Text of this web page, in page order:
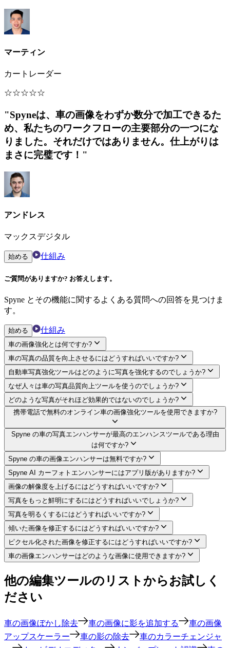
マーティン
カートレーダー
☆☆☆☆☆
"Spyneは、車の画像をわずか数分で加工できるた
め、私たちのワークフローの主要部分の一つにな
りました。それだけではありません。仕上がりは
まさに完璧です！"
アンドレス
マックスデジタル
始める 仕組み
ご質問がありますか? お答えします。
Spyne とその機能に関するよくある質問への回答を見つけま
す。
始める 仕組み
車の画像強化とは何ですか?
車の写真の品質を向上させるにはどうすればいいですか?
自動車写真強化ツールはどのように写真を強化するのでしょうか?
なぜ人々は車の写真品質向上ツールを使うのでしょうか?
どのような写真がそれほど効果的ではないのでしょうか?
携帯電話で無料のオンライン車の画像強化ツールを使用できますか?
Spyne の車の写真エンハンサーが最高のエンハンスツールである理由
は何ですか?
Spyne の車の画像エンハンサーは無料ですか?
Spyne AI カーフォトエンハンサーにはアプリ版がありますか?
画像の解像度を上げるにはどうすればいいですか?
写真をもっと鮮明にするにはどうすればいいでしょうか?
写真を明るくするにはどうすればいいですか?
傾いた画像を修正するにはどうすればいいですか?
ピクセル化された画像を修正するにはどうすればいいですか?
車の画像エンハンサーはどのような画像に使用できますか?
他の編集ツールのリストからお試しく
ださい
車の画像ぼかし除去 車の画像に影を追加する
車の画像
アップスケーラー
車の影の除去
車のカラーチェンジャ